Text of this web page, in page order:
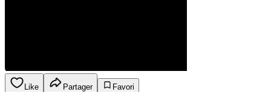
Like Partager
Favori